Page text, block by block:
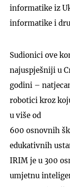
informatike iz
informatike i
Sudionici ove
najuspješniji u
godini –
robotici kroz
u više od
600 osnovnih
edukativnih
IRIM je u 300
umjetnu